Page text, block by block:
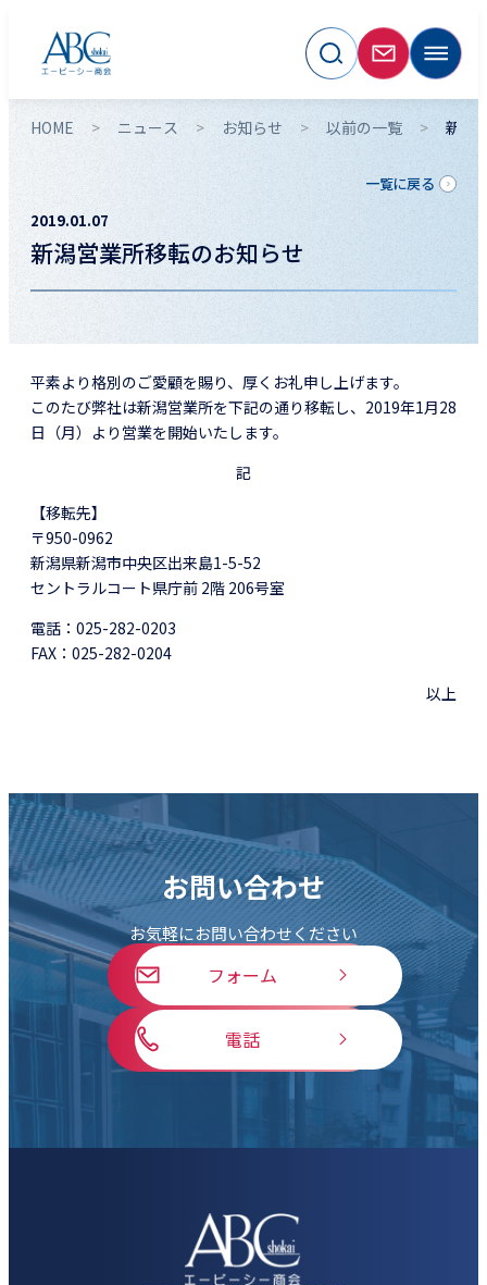
HOME ニュース お知らせ 以前の一覧 新潟
2019.01.07
新潟営業所移転のお知らせ
一覧に戻る
平素より格別のご愛顧を賜り、厚くお礼申し上げます。
このたび弊社は新潟営業所を下記の通り移転し、2019年1月28
日（月）より営業を開始いたします。
記
【移転先】
〒950-0962
新潟県新潟市中央区出来島1-5-52
セントラルコート県庁前 2階 206号室
電話：025-282-0203
FAX：025-282-0204
以上
お問い合わせ
お気軽にお問い合わせください
フォーム
電話